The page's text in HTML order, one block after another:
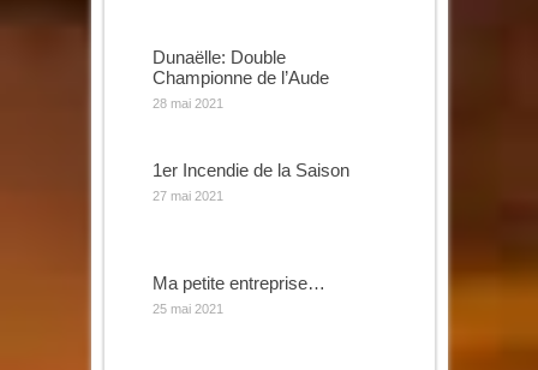
Dunaëlle: Double
Championne de l’Aude
28 mai 2021
1er Incendie de la Saison
27 mai 2021
Ma petite entreprise…
25 mai 2021